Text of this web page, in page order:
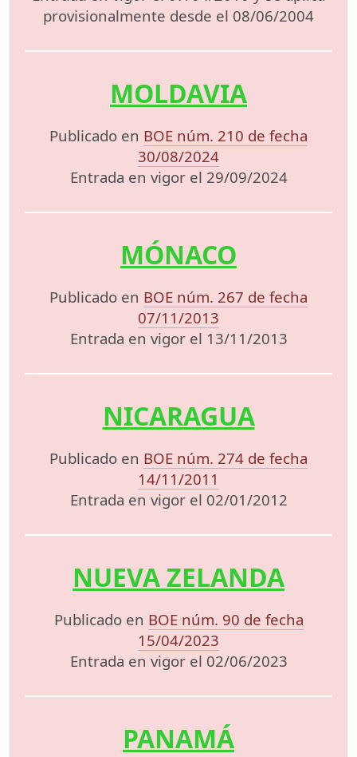
provisionalmente desde el 08/06/2004
MOLDAVIA
Publicado en BOE núm. 210 de fecha
30/08/2024
Entrada en vigor el 29/09/2024
MÓNACO
Publicado en BOE núm. 267 de fecha
07/11/2013
Entrada en vigor el 13/11/2013
NICARAGUA
Publicado en BOE núm. 274 de fecha
14/11/2011
Entrada en vigor el 02/01/2012
NUEVA ZELANDA
Publicado en BOE núm. 90 de fecha
15/04/2023
Entrada en vigor el 02/06/2023
PANAMÁ